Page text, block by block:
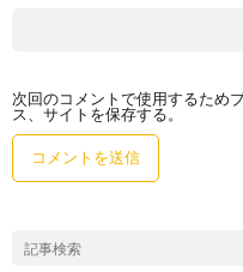
次回のコメントで使用するため
ス、サイトを保存する。